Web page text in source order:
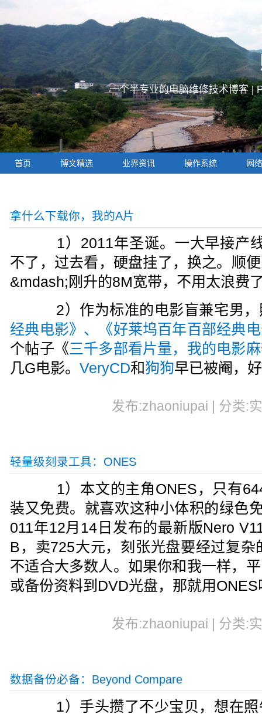
一个半专业的电脑维修技术博客 |
首页 博文精选 业界资讯 操作系统 网
拿什么下载你，我的A片
1）2011年圣诞。一大早接产线
不了，过去看，硬盘挂了，换之。顺
&mdash;刚升的8M宽带，不用太浪费
2）作为标准的电影盲兼宅男，
经典电影》、《好莱坞百年百部经典
个帖子《三千多部看片量，我的电影
几G电影。VeryCD和狗狗早已被阉，
发布:zhaoniupai | 分类:
轻量级刻录工具：ONES
1）本文的主角ONES，只有
装又免费。就喜欢这种小体积的绿
011年12月14日发布的最新版Nero
B，卖725大元，刻张光盘要经过复
不适合大多数人。如果你和我一样，
或备份资料到DVD光盘，那就用ONES
发布:zhaoniupai | 分类:
数据备份必备：Beyond Compare
1）手头攒了不少宝贝，想在照